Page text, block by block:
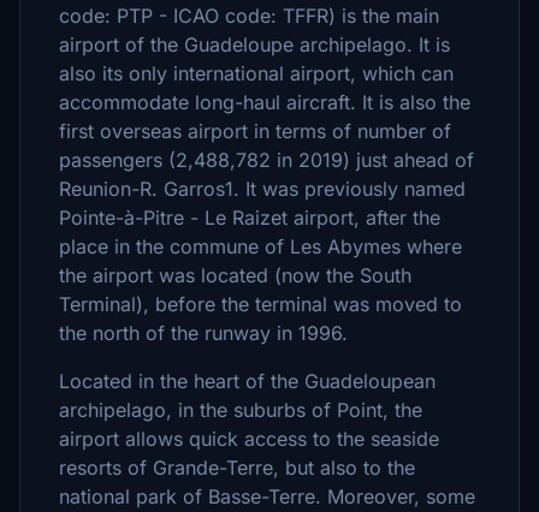
code: PTP - ICAO code: TFFR) is the main
airport of the Guadeloupe archipelago. It is
also its only international airport, which can
accommodate long-haul aircraft. It is also the
first overseas airport in terms of number of
passengers (2,488,782 in 2019) just ahead of
Reunion-R. Garros1. It was previously named
Pointe-à-Pitre - Le Raizet airport, after the
place in the commune of Les Abymes where
the airport was located (now the South
Terminal), before the terminal was moved to
the north of the runway in 1996.
Located in the heart of the Guadeloupean
archipelago, in the suburbs of Point, the
airport allows quick access to the seaside
resorts of Grande-Terre, but also to the
national park of Basse-Terre. Moreover, some